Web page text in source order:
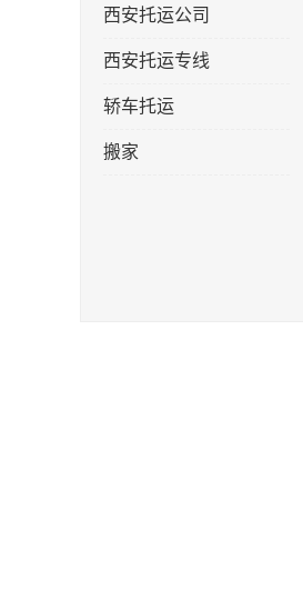
西安托运公司
西安托运专线
轿车托运
搬家